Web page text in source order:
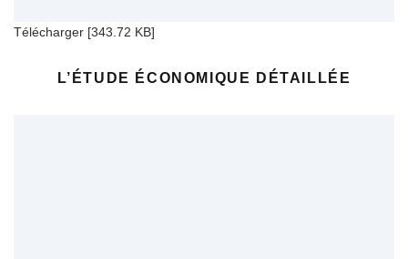
Télécharger [343.72 KB]
L’ÉTUDE ÉCONOMIQUE DÉTAILLÉE